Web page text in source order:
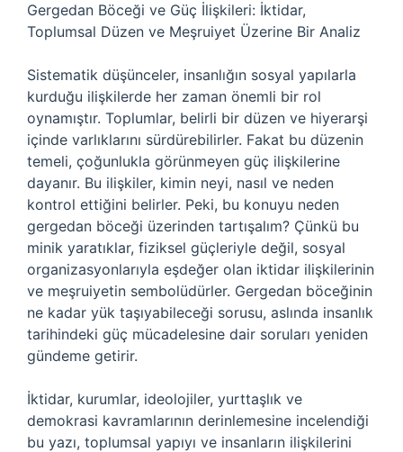
Gergedan Böceği ve Güç İlişkileri: İktidar,
Toplumsal Düzen ve Meşruiyet Üzerine Bir Analiz
Sistematik düşünceler, insanlığın sosyal yapılarla
kurduğu ilişkilerde her zaman önemli bir rol
oynamıştır. Toplumlar, belirli bir düzen ve hiyerarşi
içinde varlıklarını sürdürebilirler. Fakat bu düzenin
temeli, çoğunlukla görünmeyen güç ilişkilerine
dayanır. Bu ilişkiler, kimin neyi, nasıl ve neden
kontrol ettiğini belirler. Peki, bu konuyu neden
gergedan böceği üzerinden tartışalım? Çünkü bu
minik yaratıklar, fiziksel güçleriyle değil, sosyal
organizasyonlarıyla eşdeğer olan iktidar ilişkilerinin
ve meşruiyetin sembolüdürler. Gergedan böceğinin
ne kadar yük taşıyabileceği sorusu, aslında insanlık
tarihindeki güç mücadelesine dair soruları yeniden
gündeme getirir.
İktidar, kurumlar, ideolojiler, yurttaşlık ve
demokrasi kavramlarının derinlemesine incelendiği
bu yazı, toplumsal yapıyı ve insanların ilişkilerini